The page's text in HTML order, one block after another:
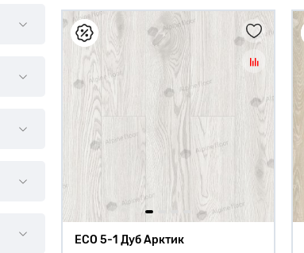
ECO 5-1 Дуб Арктик